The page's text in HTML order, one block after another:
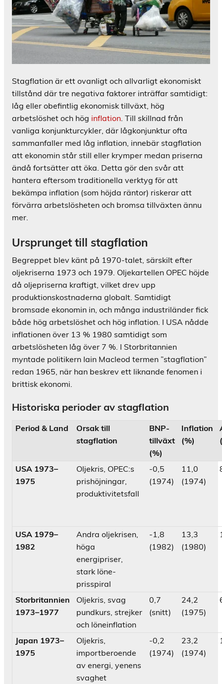
Stagflation är ett ovanligt och allvarligt ekonomiskt
tillstånd där tre negativa faktorer inträffar samtidigt:
låg eller obefintlig ekonomisk tillväxt, hög
arbetslöshet och hög inflation . Till skillnad från
vanliga konjunkturcykler, där lågkonjunktur ofta
sammanfaller med låg inflation, innebär stagflation
att ekonomin står still eller krymper medan priserna
ändå fortsätter att öka. Detta gör den svår att
hantera eftersom traditionella verktyg för att
bekämpa inflation (som höjda räntor) riskerar att
förvärra arbetslösheten och bromsa tillväxten ännu
mer.
Ursprunget till stagflation
Begreppet blev känt på 1970-talet, särskilt efter
oljekriserna 1973 och 1979. Oljekartellen OPEC höjde
då oljepriserna kraftigt, vilket drev upp
produktionskostnaderna globalt. Samtidigt
bromsade ekonomin in, och många industriländer fick
både hög arbetslöshet och hög inflation. I USA nådde
inflationen över 13 % 1980 samtidigt som
arbetslösheten låg över 7 %. I Storbritannien
myntade politikern Iain Macleod termen ”stagflation”
redan 1965, när han beskrev ett liknande fenomen i
brittisk ekonomi.
Historiska perioder av stagflation
Period & Land
Orsak till
stagflation
BNP-
tillväxt
(%)
Inflation
(%)
USA 1973–
1975
Oljekris, OPEC:s
prishöjningar,
produktivitetsfall
-0,5
(1974)
11,0
(1974)
USA 1979–
1982
Andra oljekrisen,
höga
energipriser,
stark löne-
prisspiral
-1,8
(1982)
13,3
(1980)
Storbritannien
1973–1977
Oljekris, svag
pundkurs, strejker
och löneinflation
0,7
(snitt)
24,2
(1975)
Japan 1973–
1975
Oljekris,
importberoende
av energi, yenens
svaghet
-0,2
(1974)
23,2
(1974)